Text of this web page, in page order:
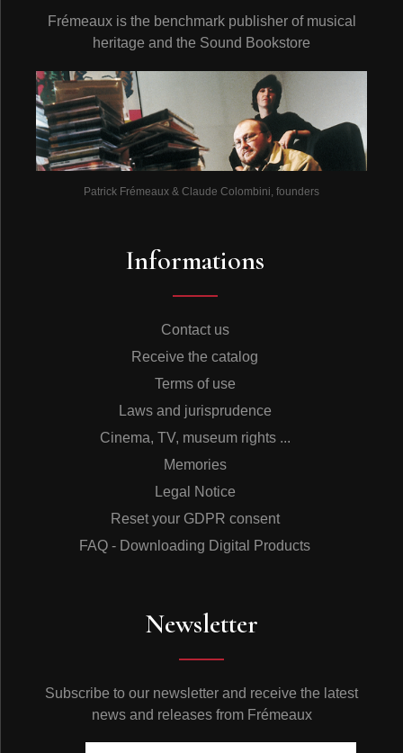
Frémeaux is the benchmark publisher of musical
heritage and the Sound Bookstore
Patrick Frémeaux & Claude Colombini, founders
Informations
Contact us
Receive the catalog
Terms of use
Laws and jurisprudence
Cinema, TV, museum rights ...
Memories
Legal Notice
Reset your GDPR consent
FAQ - Downloading Digital Products
Newsletter
Subscribe to our newsletter and receive the latest
news and releases from Frémeaux